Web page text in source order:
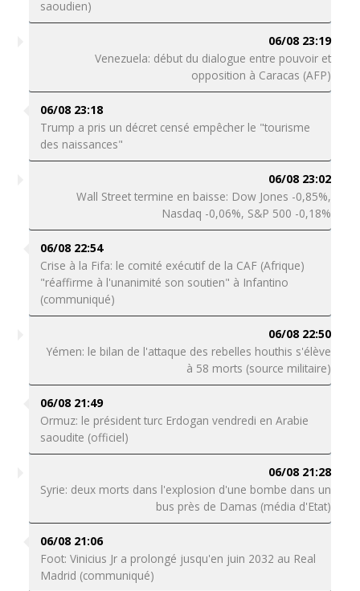
saoudien)
06/08 23:19
Venezuela: début du dialogue entre pouvoir et
opposition à Caracas (AFP)
06/08 23:18
Trump a pris un décret censé empêcher le "tourisme
des naissances"
06/08 23:02
Wall Street termine en baisse: Dow Jones -0,85%,
Nasdaq -0,06%, S&P 500 -0,18%
06/08 22:54
Crise à la Fifa: le comité exécutif de la CAF (Afrique)
"réaffirme à l'unanimité son soutien" à Infantino
(communiqué)
06/08 22:50
Yémen: le bilan de l'attaque des rebelles houthis s'élève
à 58 morts (source militaire)
06/08 21:49
Ormuz: le président turc Erdogan vendredi en Arabie
saoudite (officiel)
06/08 21:28
Syrie: deux morts dans l'explosion d'une bombe dans un
bus près de Damas (média d'Etat)
06/08 21:06
Foot: Vinicius Jr a prolongé jusqu'en juin 2032 au Real
Madrid (communiqué)